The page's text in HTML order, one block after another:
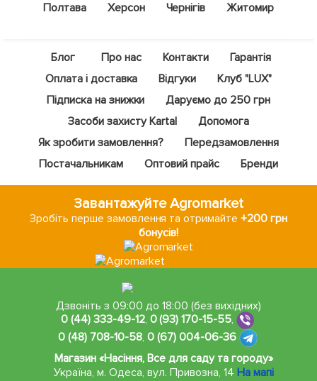
Полтава
Херсон Чернігів Житомир
Блог Про нас Контакти
Гарантія
Оплата і доставка
Відгуки
Клуб "LUX"
Підписка на знижки
Даруємо до 250 грн
Засоби захисту Kartal
Допомога
Як зробити замовлення?
Передзамовлення
Постачальникам
Оптовий прайс Бренди
Завантажуйте Agromarket
Зробіть перше замовлення та отримайте+200 грн
бонусів!
Дзвоніть з 09:00 до 18:00 (без вихідних)
0 (44) 333-49-12, 0 (93) 170-15-55,
0 (48) 708-10-58, 0 (67) 004-06-36
Магазин «Насіння, Все для саду та городу»
Україна, м. Одеса,вул. Привозна, 14 На мапі